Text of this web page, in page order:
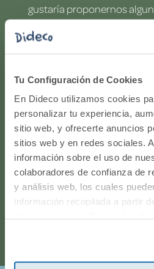
Tu Configuración de Cookies
En Dideco utilizamos cookies
personalizar tu experiencia,
sitio web, y ofrecerte anuncios
sitios web y en redes sociales.
información sobre el uso de
colaboradores de confianza de
y análisis web, los cuales
información recopilada a partir
gustaría proponernos
producto? ¿Has realizado un
todo va viento en popa?
Correo
Horario de atención telefónica:
9:00h a